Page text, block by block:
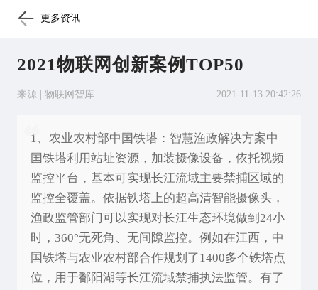
更多资讯
2021物联网创新案例TOP50
来源 | 物联网智库 2021-11-13 20:42:26
1、农业农村部中国铁塔：智慧渔政解决方案中
国铁塔利用站址资源，加装摄像设备，依托视频
监控平台，基本可实现长江流域主要禁捕区域的
监控全覆盖。依据铁塔上的超高清智能摄像头，
渔政监管部门可以实现对长江生态环境做到24小
时，360°无死角、无间隙监控。例如在江西，中
国铁塔与农业农村部合作规划了1400多个铁塔点
位，用于鄱阳湖等长江流域禁捕执法监管。有了